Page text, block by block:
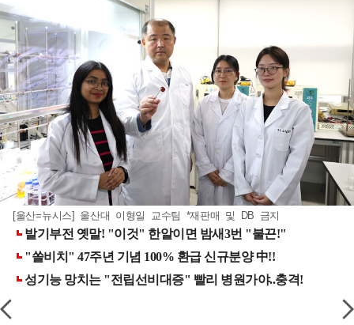
[울산=뉴시스] 울산대 이형일 교수팀 *재판매 및 DB 금지